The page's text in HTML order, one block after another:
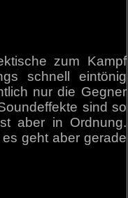
zum Kampf
schnell eintönig
nur die Gegner
sind so
aber in Ordnung.
geht aber gerade